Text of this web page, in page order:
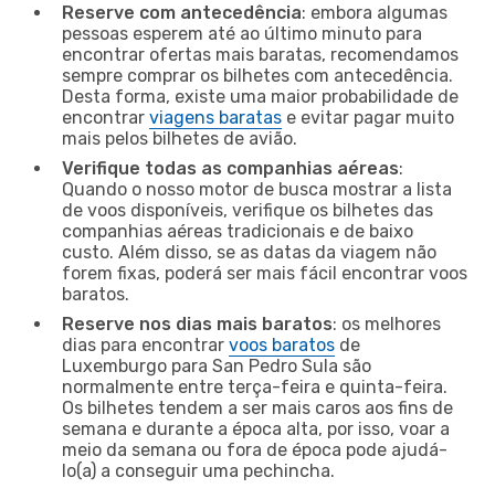
Reserve com antecedência: embora algumas
pessoas esperem até ao último minuto para
encontrar ofertas mais baratas, recomendamos
sempre comprar os bilhetes com antecedência.
Desta forma, existe uma maior probabilidade de
encontrar viagens baratas e evitar pagar muito
mais pelos bilhetes de avião.
Verifique todas as companhias aéreas:
Quando o nosso motor de busca mostrar a lista
de voos disponíveis, verifique os bilhetes das
companhias aéreas tradicionais e de baixo
custo. Além disso, se as datas da viagem não
forem fixas, poderá ser mais fácil encontrar voos
baratos.
Reserve nos dias mais baratos: os melhores
dias para encontrar voos baratos de
Luxemburgo para San Pedro Sula são
normalmente entre terça-feira e quinta-feira.
Os bilhetes tendem a ser mais caros aos fins de
semana e durante a época alta, por isso, voar a
meio da semana ou fora de época pode ajudá-
lo(a) a conseguir uma pechincha.